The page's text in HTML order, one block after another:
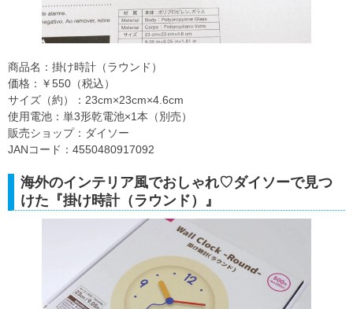
商品名：掛け時計（ラウンド）
価格：￥550（税込）
サイズ（約）：23cm×23cm×4.6cm
使用電池：単3形乾電池×1本（別売）
販売ショップ：ダイソー
JANコード：4550480917092
海外のインテリア風でおしゃれ♡ダイソーで見つ
けた『掛け時計（ラウンド）』